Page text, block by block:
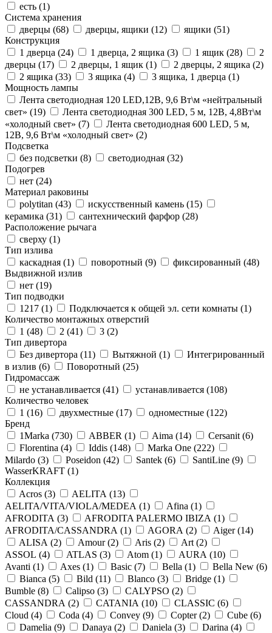
есть (1)
Система хранения
дверцы (68) дверцы, ящики (12) ящики (51)
Конструкция
1 дверца (24) 1 дверца, 2 ящика (3) 1 ящик (28)
2
дверцы (17) 2 дверцы, 1 ящик (1) 2 дверцы, 2 ящика (2)
2 ящика (33) 3 ящика (4) 3 ящика, 1 дверца (1)
Мощность лампы
Лента светодиодная 120 LED,12В, 9,6 Вт\м «нейтральный
свет» (19)
Лента светодиодная 300 LED, 5 м, 12В, 4,8Вт\м
«холодный свет» (7)
Лента светодиодная 600 LED, 5 м,
12В, 9,6 Вт\м «холодный свет» (2)
Подсветка
без подсветки (8) светодиодная (32)
Подогрев
нет (24)
Материал раковины
polytitan (43) искусственный камень (15)
керамика (31) сантехнический фарфор (28)
Расположение рычага
сверху (1)
Тип излива
каскадная (1) поворотный (9) фиксированный (48)
Выдвижной излив
нет (19)
Тип подводки
1217 (1) Подключается к общей эл. сети комнаты (1)
Количество монтажных отверстий
1 (48) 2 (41) 3 (2)
Тип дивертора
Без дивертора (11) Вытяжной (1)
Интегрированный
в излив (6) Поворотный (25)
Гидромассаж
не устанавливается (41) устанавливается (108)
Количество человек
1 (16) двухместные (17) одноместные (122)
Бренд
1Marka (730) ABBER (1) Aima (14) Cersanit (6)
Florentina (4) Iddis (148) Marka One (222)
Milardo (3) Poseidon (42) Santek (6) SantiLine (9)
WasserKRAFT (1)
Коллекция
Acros (3) AELITA (13)
AELITA/VITA/VIOLA/MEDEA (1) Afina (1)
AFRODITA (3) AFRODITA PALERMO IBIZA (1)
AFRODITA/CASSANDRA (1) AGORA (2) Aiger (14)
ALISA (2) Amour (2) Aris (2) Art (2)
ASSOL (4) ATLAS (3) Atom (1) AURA (10)
Avanti (1) Axes (1) Basic (7) Bella (1) Bella New (6)
Bianca (5) Bild (11) Blanco (3) Bridge (1)
Bumble (8) Calipso (3) CALYPSO (2)
CASSANDRA (2) CATANIA (10) CLASSIC (6)
Cloud (4) Coda (4) Convey (9) Copter (2) Cube (6)
Damelia (9) Danaya (2) Daniela (3) Darina (4)